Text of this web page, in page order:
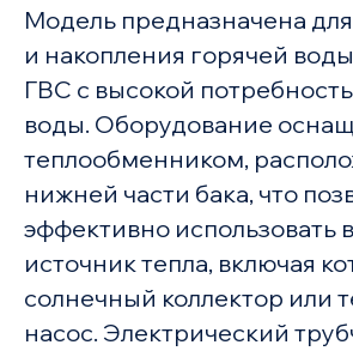
Модель предназначена
и накопления горячей
ГВС с высокой
воды. Оборудование
теплообменником,
нижней части бака, что
эффективно использовать
источник тепла, включая
солнечный коллектор или
насос. Электрический